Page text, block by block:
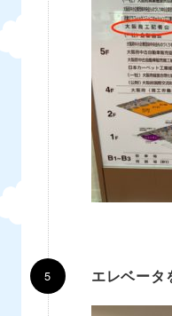
エレベータ